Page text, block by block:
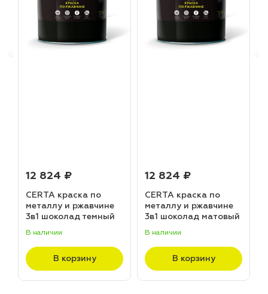
12 824 ₽
CERTA краска по
металлу и ржавчине
3в1 шоколад темный
(20,0кг)
В наличии
В корзину
12 824 ₽
CERTA краска по
металлу и ржавчине
3в1 шоколад матовый
В наличии
В корзину